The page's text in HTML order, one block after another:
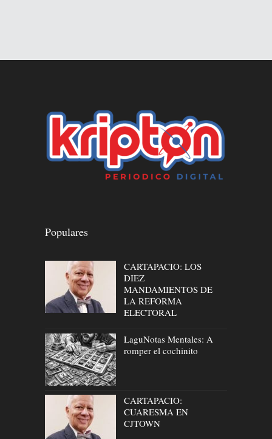
Populares
CARTAPACIO: LOS
DIEZ
MANDAMIENTOS DE
LA REFORMA
ELECTORAL
LaguNotas Mentales: A
romper el cochinito
CARTAPACIO:
CUARESMA EN
CJTOWN